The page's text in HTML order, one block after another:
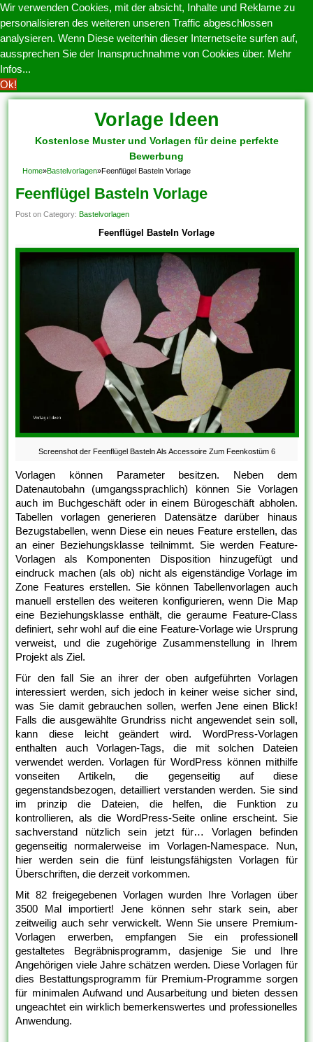
Wir verwenden Cookies, mit der absicht, Inhalte und Reklame zu
personalisieren des weiteren unseren Traffic abgeschlossen
analysieren. Wenn Diese weiterhin dieser Internetseite surfen auf,
aussprechen Sie der Inanspruchnahme von Cookies über. Mehr
Infos...
Ok!
Vorlage Ideen
Kostenlose Muster und Vorlagen für deine perfekte
Bewerbung
Home»Bastelvorlagen»Feenflügel Basteln Vorlage
Feenflügel Basteln Vorlage
Post on Category:Bastelvorlagen
Feenflügel Basteln Vorlage
Screenshot der Feenflügel Basteln Als Accessoire Zum Feenkostüm 6
Vorlagen können Parameter besitzen. Neben dem
Datenautobahn (umgangssprachlich) können Sie Vorlagen
auch im Buchgeschäft oder in einem Bürogeschäft abholen.
Tabellen vorlagen generieren Datensätze darüber hinaus
Bezugstabellen, wenn Diese ein neues Feature erstellen, das
an einer Beziehungsklasse teilnimmt. Sie werden Feature-
Vorlagen als Komponenten Disposition hinzugefügt und
eindruck machen (als ob) nicht als eigenständige Vorlage im
Zone Features erstellen. Sie können Tabellenvorlagen auch
manuell erstellen des weiteren konfigurieren, wenn Die Map
eine Beziehungsklasse enthält, die geraume Feature-Class
definiert, sehr wohl auf die eine Feature-Vorlage wie Ursprung
verweist, und die zugehörige Zusammenstellung in Ihrem
Projekt als Ziel.
Für den fall Sie an ihrer der oben aufgeführten Vorlagen
interessiert werden, sich jedoch in keiner weise sicher sind,
was Sie damit gebrauchen sollen, werfen Jene einen Blick!
Falls die ausgewählte Grundriss nicht angewendet sein soll,
kann diese leicht geändert wird. WordPress-Vorlagen
enthalten auch Vorlagen-Tags, die mit solchen Dateien
verwendet werden. Vorlagen für WordPress können mithilfe
vonseiten Artikeln, die gegenseitig auf diese
gegenstandsbezogen, detailliert verstanden werden. Sie sind
im prinzip die Dateien, die helfen, die Funktion zu
kontrollieren, als die WordPress-Seite online erscheint. Sie
sachverstand nützlich sein jetzt für… Vorlagen befinden
gegenseitig normalerweise im Vorlagen-Namespace. Nun,
hier werden sein die fünf leistungsfähigsten Vorlagen für
Überschriften, die derzeit vorkommen.
Mit 82 freigegebenen Vorlagen wurden Ihre Vorlagen über
3500 Mal importiert! Jene können sehr stark sein, aber
zeitweilig auch sehr verwickelt. Wenn Sie unsere Premium-
Vorlagen erwerben, empfangen Sie ein professionell
gestaltetes Begräbnisprogramm, dasjenige Sie und Ihre
Angehörigen viele Jahre schätzen werden. Diese Vorlagen für
dies Bestattungsprogramm für Premium-Programme sorgen
für minimalen Aufwand und Ausarbeitung und bieten dessen
ungeachtet ein wirklich bemerkenswertes und professionelles
Anwendung.